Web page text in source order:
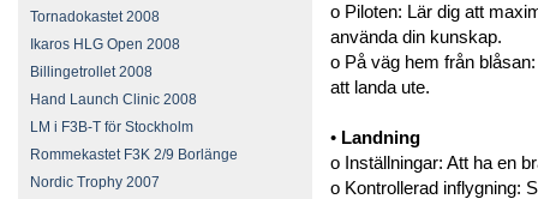
Tornadokastet 2008
Ikaros HLG Open 2008
Billingetrollet 2008
Hand Launch Clinic 2008
LM i F3B-T för Stockholm
Rommekastet F3K 2/9 Borlänge
Nordic Trophy 2007
o Piloten: Lär dig att
använda din kunskap.
o På väg hem från
att landa ute.
• Landning
o Inställningar: Att ha en
o Kontrollerad inflygning: